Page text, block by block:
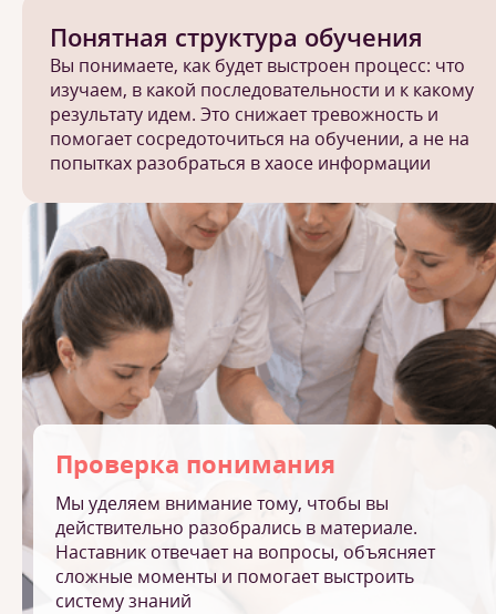
Понятная структура обучения
Вы понимаете, как будет выстроен процесс: что
изучаем, в какой последовательности и к какому
результату идем. Это снижает тревожность и
помогает сосредоточиться на обучении, а не на
попытках разобраться в хаосе информации
Проверка понимания
Мы уделяем внимание тому, чтобы вы
действительно разобрались в материале.
Наставник отвечает на вопросы, объясняет
сложные моменты и помогает выстроить
систему знаний